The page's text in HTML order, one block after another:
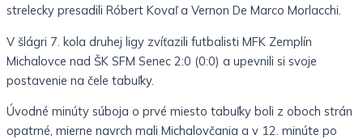
strelecky presadili Róbert Kovaľ a Vernon De Marco Morlacchi.
V šlágri 7. kola druhej ligy zvíťazili futbalisti MFK Zemplín
Michalovce nad ŠK SFM Senec 2:0 (0:0) a upevnili si svoje
postavenie na čele tabuľky.
Úvodné minúty súboja o prvé miesto tabuľky boli z oboch strán
opatrné, mierne navrch mali Michalovčania a v 12. minúte po